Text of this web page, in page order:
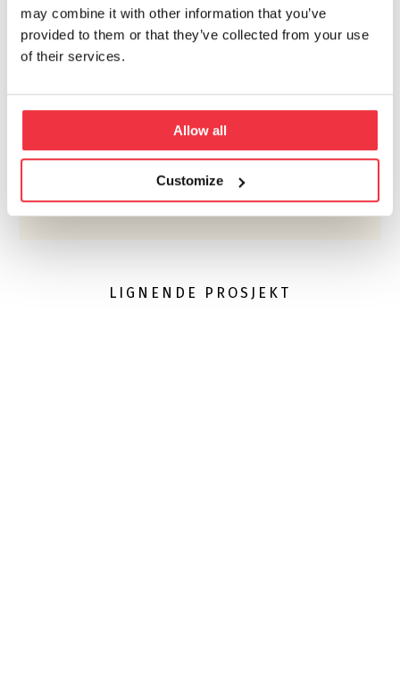
may combine it with other information that you’ve
provided to them or that they’ve collected from your use
of their services.
Allow all
Customize
+46 10 505 66 97
LIGNENDE PROSJEKT